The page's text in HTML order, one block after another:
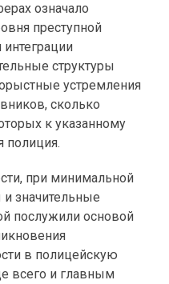
означало
преступной
интеграции
структуры
устремления
сколько
к указанному
полиция.
при минимальной
и значительные
послужили основой
в полицейскую
всего и главным